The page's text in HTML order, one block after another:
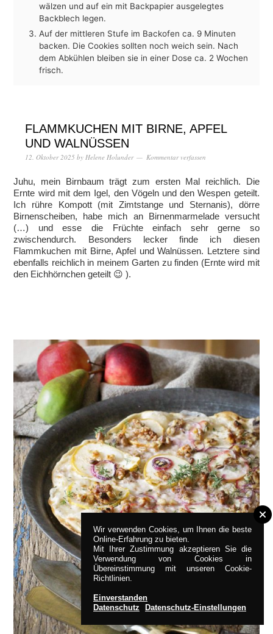
wälzen und auf ein mit Backpapier ausgelegtes
Backblech legen.
Auf der mittleren Stufe im Backofen ca. 9 Minuten
backen. Die Cookies sollten noch weich sein. Nach
dem Abkühlen bleiben sie in einer Dose ca. 2 Wochen
frisch.
FLAMMKUCHEN MIT BIRNE, APFEL
UND WALNÜSSEN
12. Oktober 2025 by Helene Holunder Kommentar verfassen
Juhu, mein Birnbaum trägt zum ersten Mal reichlich. Die
Ernte wird mit dem Igel, den Vögeln und den Wespen geteilt.
Ich rühre Kompott (mit Zimtstange und Sternanis), dörre
Birnenscheiben, habe mich an Birnenmarmelade versucht
(…) und esse die Früchte einfach sehr gerne so
zwischendurch. Besonders lecker finde ich diesen
Flammkuchen mit Birne, Apfel und Walnüssen. Letztere sind
ebenfalls reichlich in meinem Garten zu finden (Ernte wird mit
den Eichhörnchen geteilt 😉 ).
Wir verwenden Cookies, um Ihnen die beste
Online-Erfahrung zu bieten.
Mit Ihrer Zustimmung akzeptieren Sie die
Verwendung von Cookies in
Übereinstimmung mit unseren Cookie-
Richtlinien.
Einverstanden
Datenschutz
Datenschutz-Einstellungen